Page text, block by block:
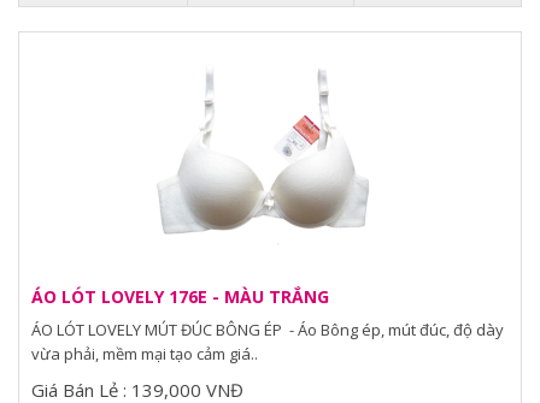
ÁO LÓT LOVELY 176E - MÀU TRẮNG
ÁO LÓT LOVELY MÚT ĐÚC BÔNG ÉP - Áo Bông ép, mút đúc, độ dày
vừa phải, mềm mại tạo cảm giá..
Giá Bán Lẻ : 139,000 VNĐ